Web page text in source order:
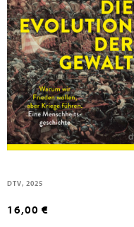
Die Evolution der Gewalt
DTV, 2025
16,00 €